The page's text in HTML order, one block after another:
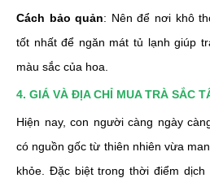
Cách bảo quản: Nên để nơi khô
tốt nhất để ngăn mát tủ lạnh giúp
màu sắc của hoa.
4. GIÁ VÀ ĐỊA CHỈ MUA TRÀ SẮC
Hiện nay, con người càng ngày
có nguồn gốc từ thiên nhiên vừa
khỏe. Đặc biệt trong thời điểm